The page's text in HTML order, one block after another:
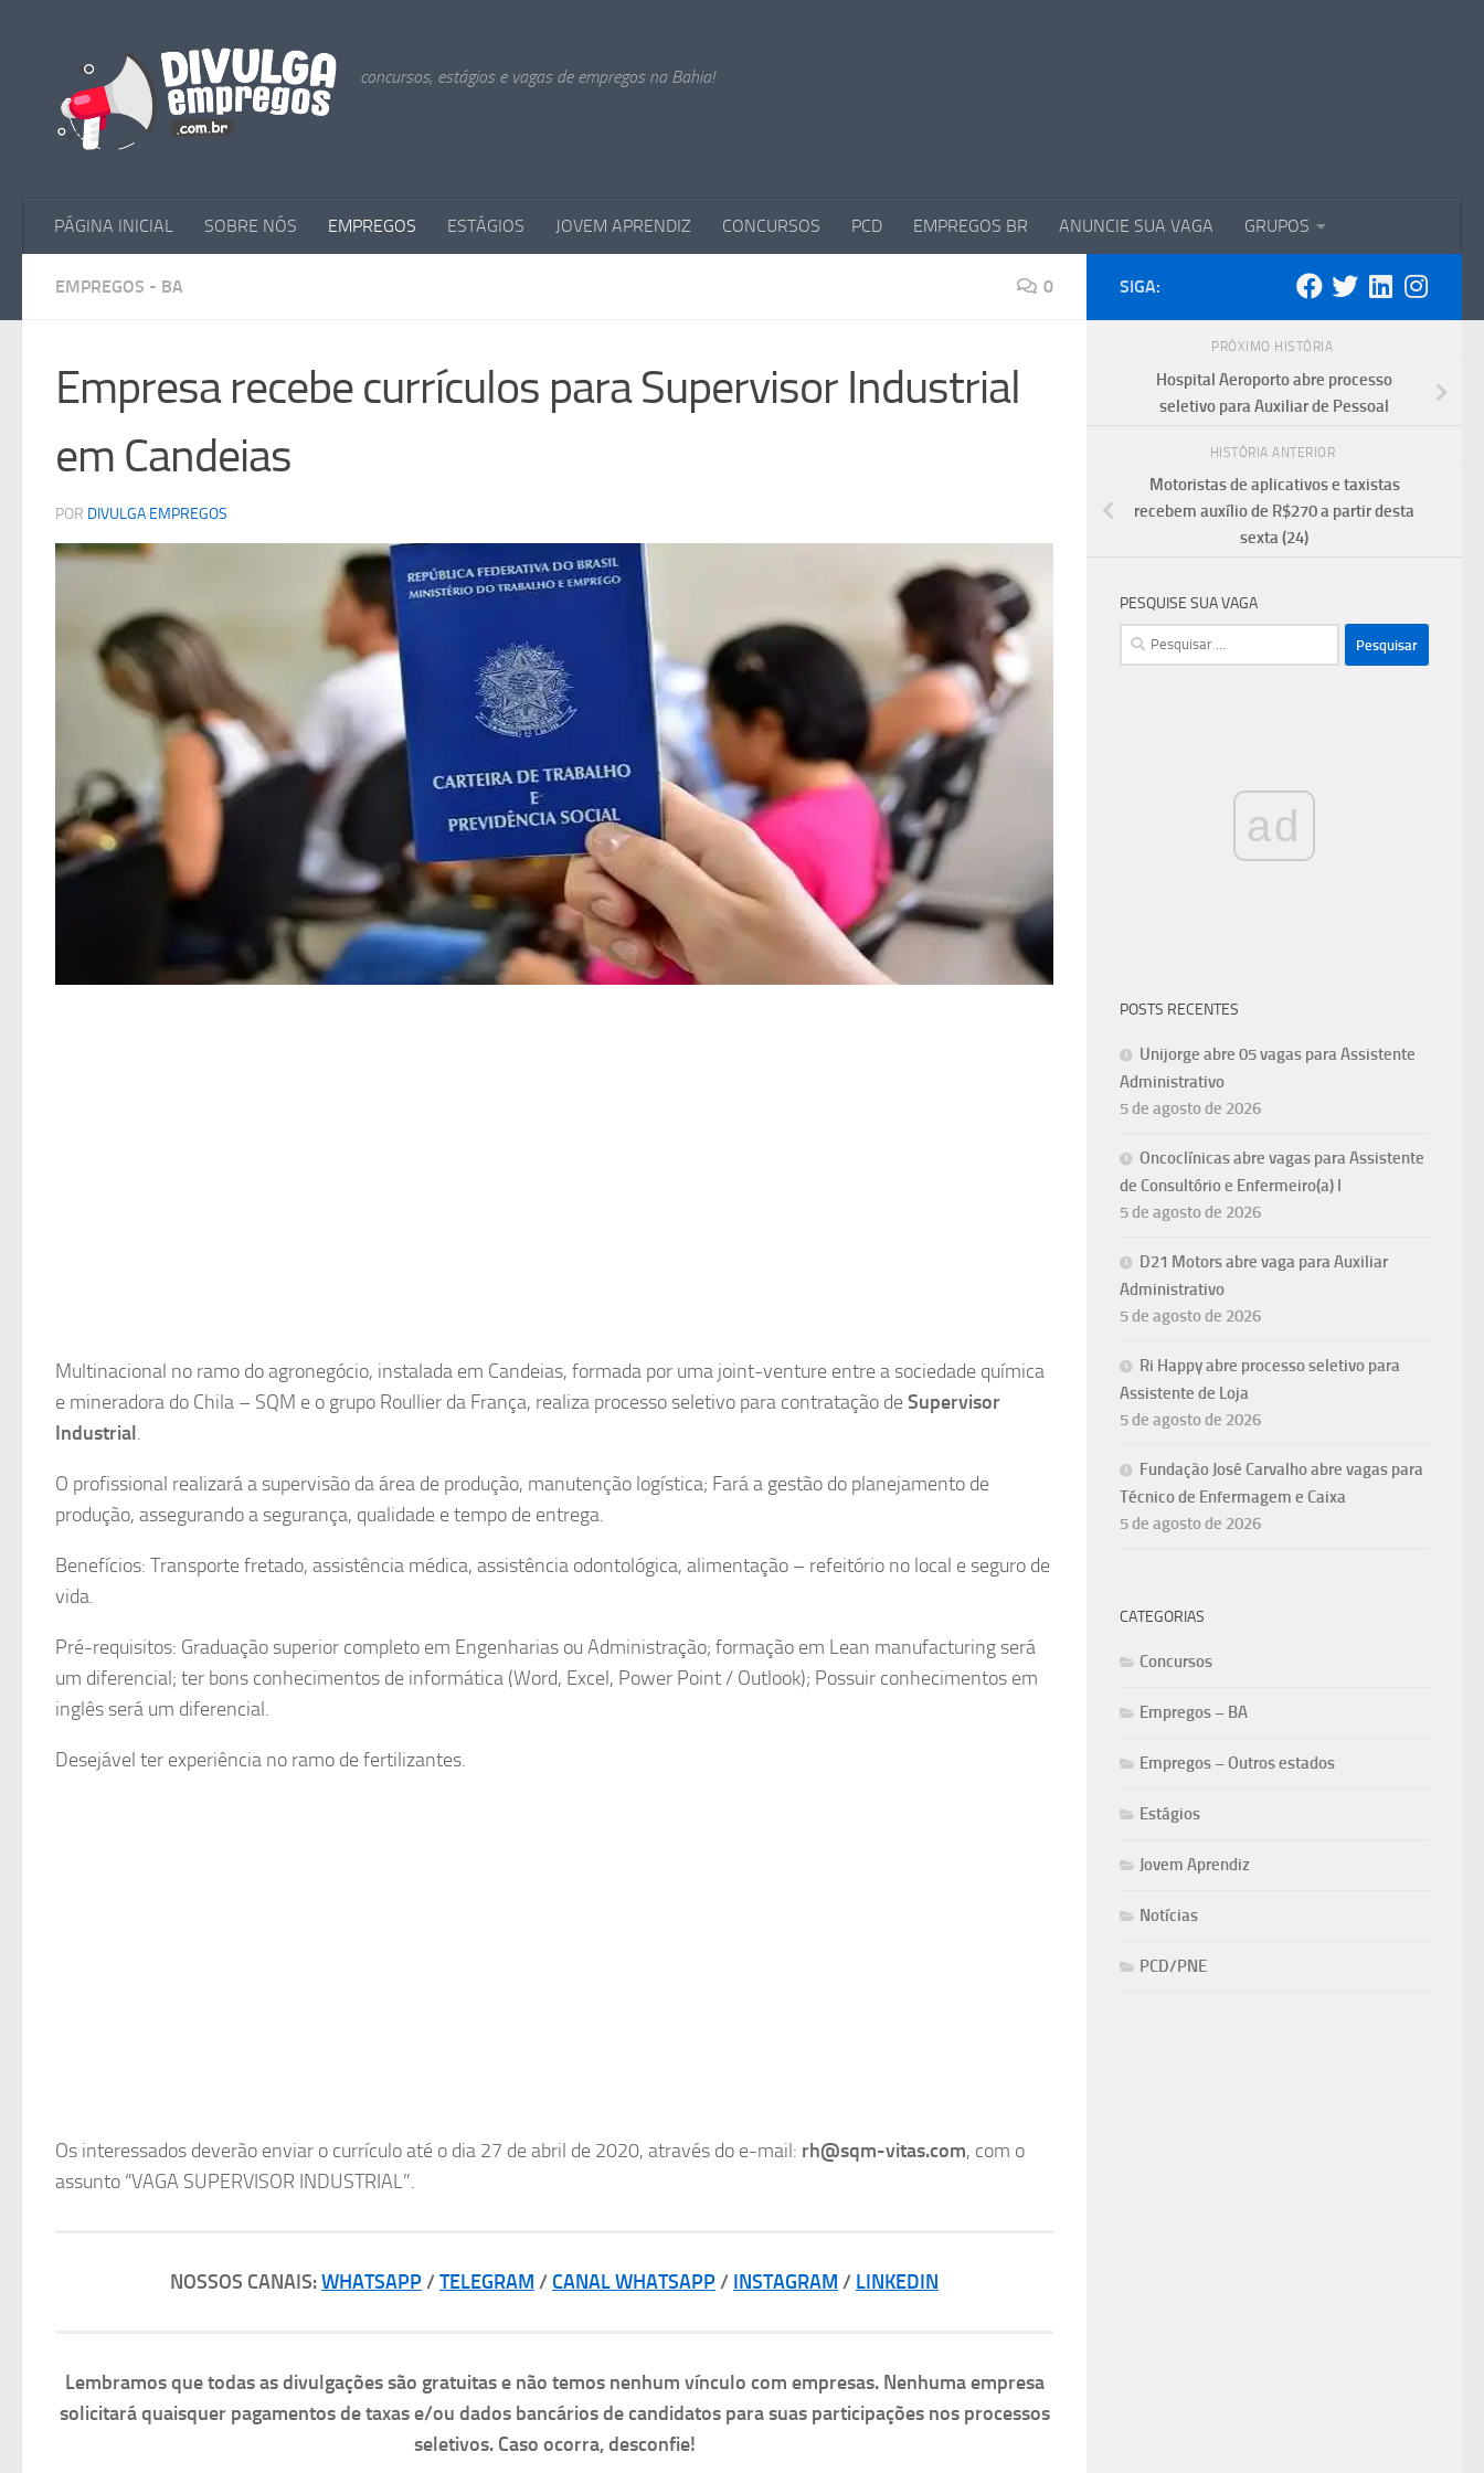
concursos, estágios e vagas de empregos na Bahia!
PÁGINA INICIAL SOBRE NÓS EMPREGOS ESTÁGIOS JOVEM APRENDIZ CONCURSOS PCD EMPREGOS BR ANUNCIE SUA VAGA GRUPOS
EMPREGOS - BA 0
Empresa recebe currículos para Supervisor Industrial
em Candeias
POR DIVULGA EMPREGOS
Multinacional no ramo do agronegócio, instalada em Candeias, formada por uma joint-venture entre a sociedade química
e mineradora do Chila – SQM e o grupo Roullier da França, realiza processo seletivo para contratação deSupervisor
Industrial.
O profissional realizará a supervisão da área de produção, manutenção logística; Fará a gestão do planejamento de
produção, assegurando a segurança, qualidade e tempo de entrega.
Benefícios: Transporte fretado, assistência médica, assistência odontológica, alimentação – refeitório no local e seguro de
vida.
Pré-requisitos: Graduação superior completo em Engenharias ou Administração; formação em Lean manufacturing será
um diferencial; ter bons conhecimentos de informática (Word, Excel, Power Point / Outlook); Possuir conhecimentos em
inglês será um diferencial.
Desejável ter experiência no ramo de fertilizantes.
Os interessados deverão enviar o currículo até o dia 27 de abril de 2020, através do e-mail: rh@sqm-vitas.com, com o
assunto “VAGA SUPERVISOR INDUSTRIAL”.
NOSSOS CANAIS:WHATSAPP/ TELEGRAM / CANAL WHATSAPP/ INSTAGRAM / LINKEDIN
Lembramos que todas as divulgações são gratuitas e não temos nenhum vínculo com empresas. Nenhuma empresa
solicitará quaisquer pagamentos de taxas e/ou dados bancários de candidatos para suas participações nos processos
seletivos. Caso ocorra, desconfie!
SIGA:
PRÓXIMO HISTÓRIA
Hospital Aeroporto abre processo
seletivo para Auxiliar de Pessoal
HISTÓRIA ANTERIOR
Motoristas de aplicativos e taxistas
recebem auxílio de R$270 a partir desta
sexta (24)
PESQUISE SUA VAGA
Pesquisar
por:
ad
POSTS RECENTES
Unijorge abre 05 vagas para Assistente
Administrativo
5 de agosto de 2026
Oncoclínicas abre vagas para Assistente
de Consultório e Enfermeiro(a) I
5 de agosto de 2026
D21 Motors abre vaga para Auxiliar
Administrativo
5 de agosto de 2026
Ri Happy abre processo seletivo para
Assistente de Loja
5 de agosto de 2026
Fundação José Carvalho abre vagas para
Técnico de Enfermagem e Caixa
5 de agosto de 2026
CATEGORIAS
Concursos
Empregos – BA
Empregos – Outros estados
Estágios
Jovem Aprendiz
Notícias
PCD/PNE